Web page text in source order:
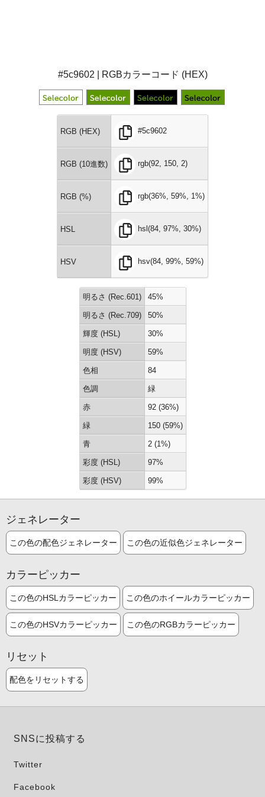
#5c9602 | RGBカラーコード (HEX)
RGB (HEX) #5c9602
RGB (10進数) rgb(92, 150, 2)
RGB (%) rgb(36%, 59%, 1%)
HSL hsl(84, 97%, 30%)
HSV hsv(84, 99%, 59%)
明るさ (Rec.601) 45%
明るさ (Rec.709) 50%
輝度 (HSL) 30%
明度 (HSV) 59%
色相 84
色調 緑
赤 92 (36%)
緑 150 (59%)
青 2 (1%)
彩度 (HSL) 97%
彩度 (HSV) 99%
ジェネレーター
この色の配色ジェネレーター この色の近似色ジェネレーター
カラーピッカー
この色のHSLカラーピッカー この色のホイールカラーピッカー
この色のHSVカラーピッカー この色のRGBカラーピッカー
リセット
配色をリセットする
SNSに投稿する
Twitter
Facebook